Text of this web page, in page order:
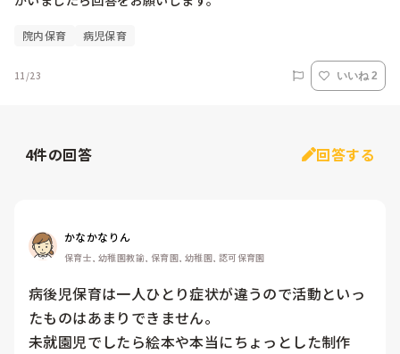
院内保育 病児保育
11/23 いいね 2
4件の回答 回答する
かなかなりん
保育士, 幼稚園教諭, 保育園, 幼稚園, 認可保育園
病後児保育は一人ひとり症状が違うので活動といっ
たものはあまりできません。
未就園児でしたら絵本や本当にちょっとした制作